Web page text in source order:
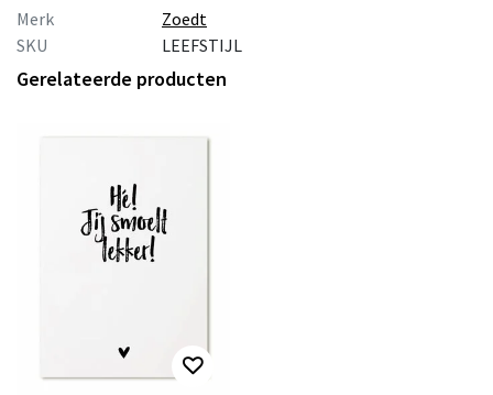
Merk
Zoedt
SKU
LEEFSTIJL
Gerelateerde producten